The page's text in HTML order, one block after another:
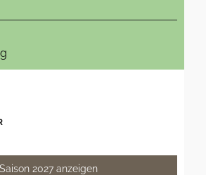
Saison 2027 anzeigen